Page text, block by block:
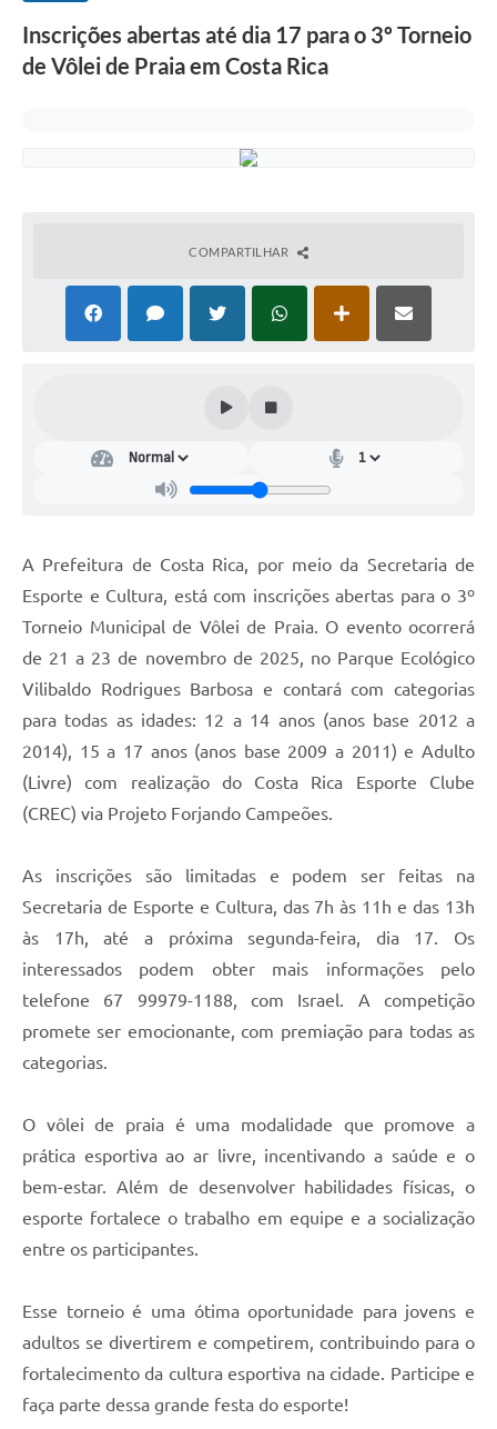
Inscrições abertas até dia 17 para o 3º Torneio
de Vôlei de Praia em Costa Rica
COMPARTILHAR
A Prefeitura de Costa Rica, por meio da Secretaria de
Esporte e Cultura, está com inscrições abertas para o 3º
Torneio Municipal de Vôlei de Praia. O evento ocorrerá
de 21 a 23 de novembro de 2025, no Parque Ecológico
Vilibaldo Rodrigues Barbosa e contará com categorias
para todas as idades: 12 a 14 anos (anos base 2012 a
2014), 15 a 17 anos (anos base 2009 a 2011) e Adulto
(Livre) com realização do Costa Rica Esporte Clube
(CREC) via Projeto Forjando Campeões.
As inscrições são limitadas e podem ser feitas na
Secretaria de Esporte e Cultura, das 7h às 11h e das 13h
às 17h, até a próxima segunda-feira, dia 17. Os
interessados podem obter mais informações pelo
telefone 67 99979-1188, com Israel. A competição
promete ser emocionante, com premiação para todas as
categorias.
O vôlei de praia é uma modalidade que promove a
prática esportiva ao ar livre, incentivando a saúde e o
bem-estar. Além de desenvolver habilidades físicas, o
esporte fortalece o trabalho em equipe e a socialização
entre os participantes.
Esse torneio é uma ótima oportunidade para jovens e
adultos se divertirem e competirem, contribuindo para o
fortalecimento da cultura esportiva na cidade. Participe e
faça parte dessa grande festa do esporte!